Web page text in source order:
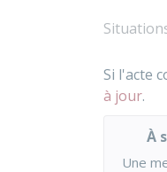
Si l'acte
à jour.
À
Une